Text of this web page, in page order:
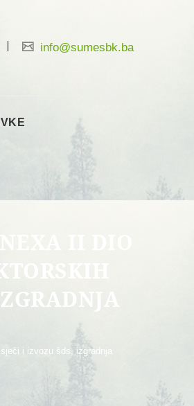
info@sumesbk.ba
II DIO
i izvozu šds, izgradnja